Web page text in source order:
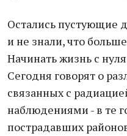
Остались пустующие
и не знали, что
Начинать жизнь с
Сегодня говорят о
связанных с
наблюдениями - в те
пострадавших